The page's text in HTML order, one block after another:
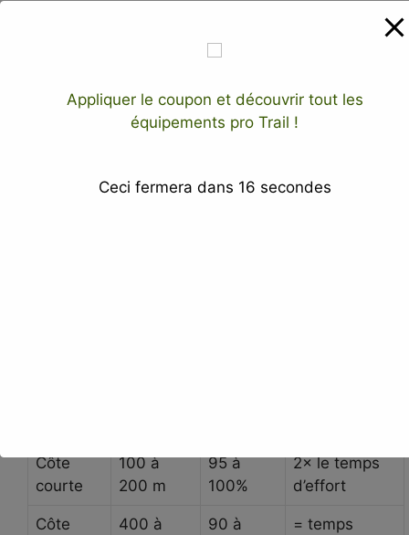
côtes ne se négocient pas, elles se préparent.
Ce renforcement musculaire développe une
Côte
courte
100 à
200 m
95 à
100%
2× le temps
d’effort
Côte
400 à
90 à
= temps
Appliquer le coupon et découvrir tout les
équipements pro Trail !
Ceci fermera dans 15 secondes